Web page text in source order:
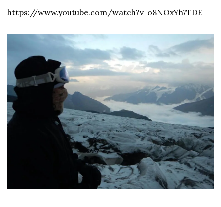
https://www.youtube.com/watch?v=o8NOxYh7TDE